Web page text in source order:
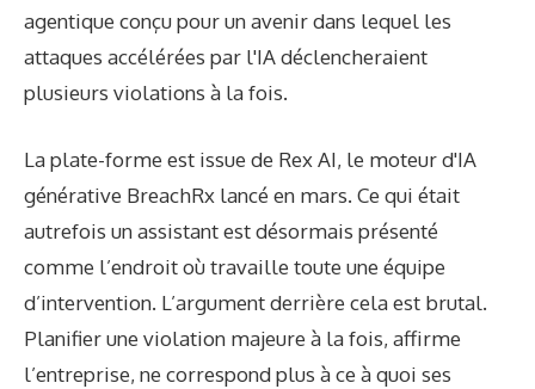
agentique conçu pour un avenir dans lequel les
attaques accélérées par l'IA déclencheraient
plusieurs violations à la fois.
La plate-forme est issue de Rex AI, le moteur d'IA
générative BreachRx lancé en mars. Ce qui était
autrefois un assistant est désormais présenté
comme l’endroit où travaille toute une équipe
d’intervention. L’argument derrière cela est brutal.
Planifier une violation majeure à la fois, affirme
l’entreprise, ne correspond plus à ce à quoi ses